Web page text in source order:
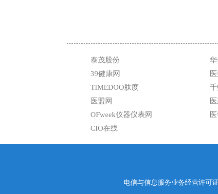
泰茂股份
39健康网
TIMEDOO肽度
医盟网
OFweek仪器仪表网
CIO在线
电信与信息服务业务经营许可